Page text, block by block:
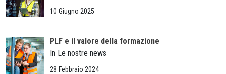
10 Giugno 2025
PLF e il valore della formazione
In Le nostre news
28 Febbraio 2024